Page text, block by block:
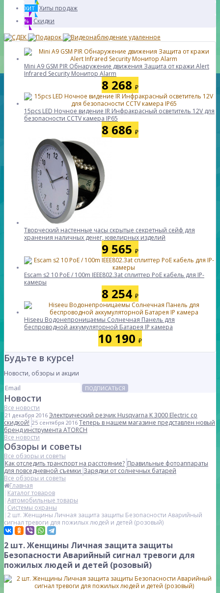
ХИТ Хиты продаж
% Скидки
Mini A9 GSM PIR Обнаружение движения Защита от кражи Alert
Infrared Security Монитор Alarm
8 268 ₽
15pcs LED Ночное видение IR Инфракрасный осветитель 12V для
безопасности CCTV камера IP65
8 686 ₽
Творческий настенные часы скрытые секретный сейф для
хранения наличных денег, ювелирных изделий
9 565 ₽
Escam s2 10 PoE / 100m IEEE802.3at сплиттер PoE кабель для IP-
камеры
8 254 ₽
Hiseeu Водонепроницаемы Солнечная Панель для
беспроводной аккумуляторной Батарея IP камера
10 190 ₽
Будьте в курсе!
Новости, обзоры и акции
ПОДПИСАТЬСЯ
Новости
Все новости
21 декабря 2016 Электрический резчик Husqvarna K 3000 Electric со
скидкой! 25 сентября 2016 Теперь в нашем магазине представлен новый
бренд инструмента ATORCH
Все новости
Обзоры и советы
Все обзоры и советы
Как отследить транспорт на расстояние? Правильные фотоаппараты
для повседневной съемкиЗарядки от солнечных батарей
Все обзоры и советы
Главная
Каталог товаров
Автомобильные товары
Системы охраны
2 шт. Женщины Личная защита защиты Безопасности Аварийный
сигнал тревоги для пожилых людей и детей (розовый)
2 шт. Женщины Личная защита защиты
Безопасности Аварийный сигнал тревоги для
пожилых людей и детей (розовый)